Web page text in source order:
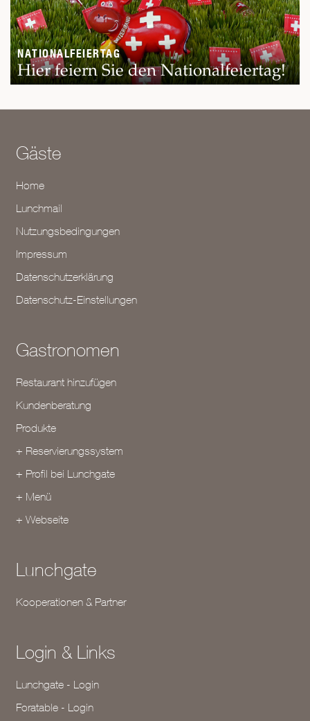
NATIONALFEIERTAG
Hier feiern Sie den Nationalfeiertag!
Gäste
Home
Lunchmail
Nutzungsbedingungen
Impressum
Datenschutzerklärung
Datenschutz-Einstellungen
Gastronomen
Restaurant hinzufügen
Kundenberatung
Produkte
+ Reservierungssystem
+ Profil bei Lunchgate
+ Menü
+ Webseite
Lunchgate
Kooperationen & Partner
Login & Links
Lunchgate - Login
Foratable - Login